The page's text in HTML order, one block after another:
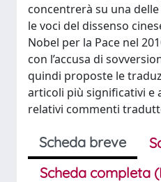
concentrerà su una
le voci del dissenso
Nobel per la Pace nel
con l’accusa di
quindi proposte le
articoli più significativi e
relativi commenti
Scheda breve
Scheda completa